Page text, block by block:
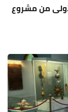
من مشروع